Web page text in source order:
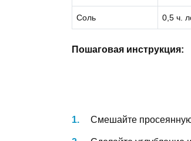
Соль 0,5 ч.
Пошаговая инструкция:
Смешайте